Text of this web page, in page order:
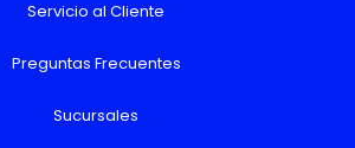
Servicio al Cliente
Preguntas Frecuentes
Sucursales